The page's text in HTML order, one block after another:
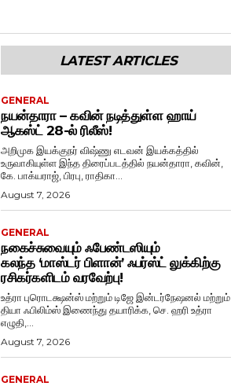
LATEST ARTICLES
GENERAL
நயன்தாரா – கவின் நடித்துள்ள ஹாய்
ஆகஸ்ட் 28-ல் ரிலீஸ்!
அறிமுக இயக்குநர் விஷ்ணு எடவன் இயக்கத்தில்
உருவாகியுள்ள இந்த திரைப்படத்தில் நயன்தாரா, கவின்,
கே. பாக்யராஜ், பிரபு, ராதிகா...
August 7, 2026
GENERAL
நகைச்சுவையும் ஃபேண்டஸியும்
கலந்த ‘மாஸ்டர் பிளான்’ ஃபர்ஸ்ட் லுக்கிற்கு
ரசிகர்களிடம் வரவேற்பு!
உத்ரா புரொடக்ஷன்ஸ் மற்றும் டிஜே இன்டர்நேஷனல் மற்றும்
தியா ஃபிலிம்ஸ் இணைந்து தயாரிக்க, செ. ஹரி உத்ரா
எழுதி,...
August 7, 2026
GENERAL